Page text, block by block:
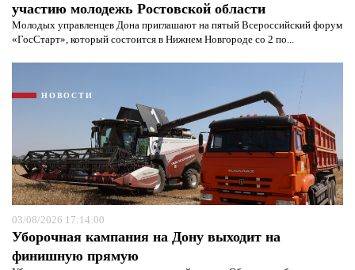
участию молодежь Ростовской области
Молодых управленцев Дона приглашают на пятый Всероссийский форум
«ГосСтарт», который состоится в Нижнем Новгороде со 2 по...
НОВОСТИ
03/08/2026 17:14:00
Уборочная кампания на Дону выходит на
финишную прямую
Я согласен сполитикой конфиденциальности и
защиты информации*
Я согласен с политикой конфиденциальности и
защиты информации*